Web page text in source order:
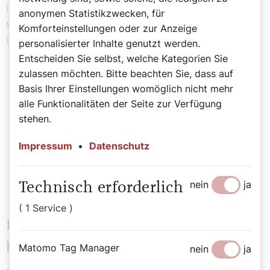
im Zeichen der „Renaixença“, der kulturellen und
sprachlichen Wiedergeburt Kataloniens und eines
gestärkten katalanischen Selbstbewusstseins.“
„Gesegnet seien die Augen, die Euch
erblicken! Gesegnet das Herz, das sich
Aus dem Hymnus auf die
Die Rolle Montserrats in der
katalanischen Industrialisierung
anonymen Statistikzwecken, für
Komforteinstellungen oder zur Anzeige
personalisierter Inhalte genutzt werden.
Entscheiden Sie selbst, welche Kategorien Sie
zulassen möchten. Bitte beachten Sie, dass auf
Basis Ihrer Einstellungen womöglich nicht mehr
alle Funktionalitäten der Seite zur Verfügung
stehen.
Impressum • Datenschutz
Technisch erforderlich
( 1 Service )
nein ja
Matomo Tag Manager nein ja